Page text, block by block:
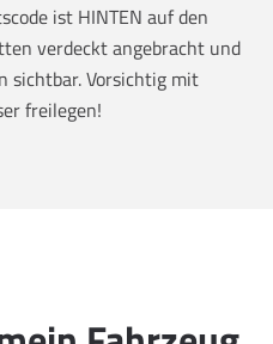
ist HINTEN auf den
verdeckt angebracht und
sichtbar. Vorsichtig mit
freilegen!